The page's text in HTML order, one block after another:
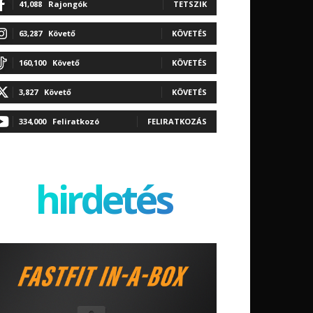
41,088 Rajongók TETSZIK
63,287 Követő KÖVETÉS
160,100 Követő KÖVETÉS
3,827 Követő KÖVETÉS
334,000 Feliratkozó FELIRATKOZÁS
hirdetés